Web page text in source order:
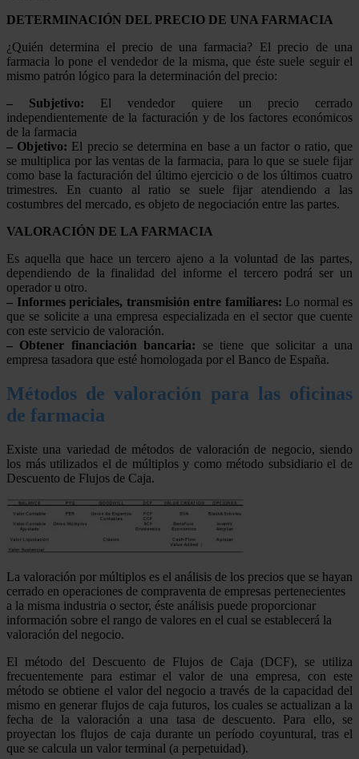
DETERMINACIÓN DEL PRECIO DE UNA FARMACIA
¿Quién determina el precio de una farmacia? El precio de una
farmacia lo pone el vendedor de la misma, que éste suele seguir el
mismo patrón lógico para la determinación del precio:
– Subjetivo: El vendedor quiere un precio cerrado
independientemente de la facturación y de los factores económicos
de la farmacia
– Objetivo: El precio se determina en base a un factor o ratio, que
se multiplica por las ventas de la farmacia, para lo que se suele fijar
como base la facturación del último ejercicio o de los últimos cuatro
trimestres. En cuanto al ratio se suele fijar atendiendo a las
costumbres del mercado, es objeto de negociación entre las partes.
VALORACIÓN DE LA FARMACIA
Es aquella que hace un tercero ajeno a la voluntad de las partes,
dependiendo de la finalidad del informe el tercero podrá ser un
operador u otro.
– Informes periciales, transmisión entre familiares: Lo normal es
que se solicite a una empresa especializada en el sector que cuente
con este servicio de valoración.
– Obtener financiación bancaria: se tiene que solicitar a una
empresa tasadora que esté homologada por el Banco de España.
Métodos de valoración para las oficinas
de farmacia
Existe una variedad de métodos de valoración de negocio, siendo
los más utilizados el de múltiplos y como método subsidiario el de
Descuento de Flujos de Caja.
La valoración por múltiplos es el análisis de los precios que se hayan
cerrado en operaciones de compraventa de empresas pertenecientes
a la misma industria o sector, éste análisis puede proporcionar
información sobre el rango de valores en el cual se establecerá la
valoración del negocio.
El método del Descuento de Flujos de Caja (DCF), se utiliza
frecuentemente para estimar el valor de una empresa, con este
método se obtiene el valor del negocio a través de la capacidad del
mismo en generar flujos de caja futuros, los cuales se actualizan a la
fecha de la valoración a una tasa de descuento. Para ello, se
proyectan los flujos de caja durante un período coyuntural, tras el
que se calcula un valor terminal (a perpetuidad).